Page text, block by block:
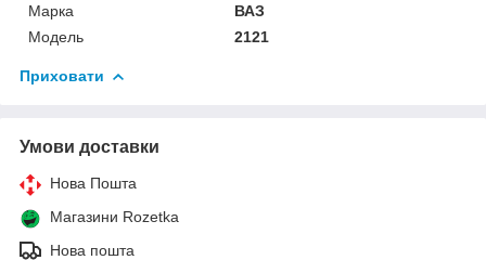
Марка
ВАЗ
Модель
2121
Приховати
Умови доставки
Нова Пошта
Магазини Rozetka
Нова пошта